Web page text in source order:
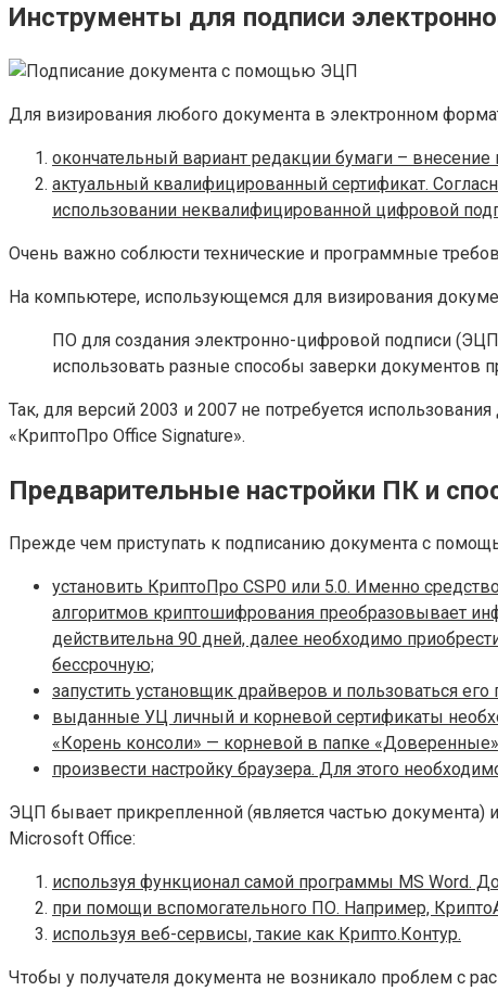
Инструменты для подписи
Для визирования любого документа в электронном
окончательный вариант редакции бумаги –
актуальный квалифицированный сертификат.
использовании неквалифицированной цифровой
Очень важно соблюсти технические и программные
На компьютере, использующемся для визирования
ПО для создания электронно-цифровой подписи
использовать разные способы заверки документов
Так, для версий 2003 и 2007 не потребуется
«КриптоПро Office Signature».
Предварительные настройки ПК и
Прежде чем приступать к подписанию документа с
установить КриптоПро CSP0 или 5.0. Именно
алгоритмов криптошифрования преобразовывает
действительна 90 дней, далее необходимо
бессрочную;
запустить установщик драйверов и пользоваться
выданные УЦ личный и корневой сертификаты
«Корень консоли» — корневой в папке
произвести настройку браузера. Для этого
ЭЦП бывает прикрепленной (является частью документа)
Microsoft Office:
используя функционал самой программы MS Word.
при помощи вспомогательного ПО. Например,
используя веб-сервисы, такие как Крипто.Контур.
Чтобы у получателя документа не возникало проблем с